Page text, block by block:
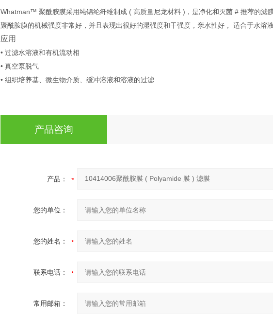
Whatman™ 聚酰胺膜采用纯锦纶纤维制成 ( 高质量尼龙材料 )，是净化和灭菌 # 推荐的滤
聚酰胺膜的机械强度非常好，并且表现出很好的湿强度和干强度，亲水性好， 适合于水溶
应用
• 过滤水溶液和有机流动相
• 真空泵脱气
• 组织培养基、微生物介质、缓冲溶液和溶液的过滤
产品咨询
产品：
您的单位：
您的姓名：
联系电话：
常用邮箱：